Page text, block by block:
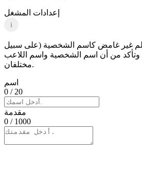
إعدادات المشغل
i
غير غامض كاسم الشخصية (على سبيل
من أن اسم الشخصية واسم اللاعب
مختلفان.
اسم
0 / 20
مقدمة
0 / 1000